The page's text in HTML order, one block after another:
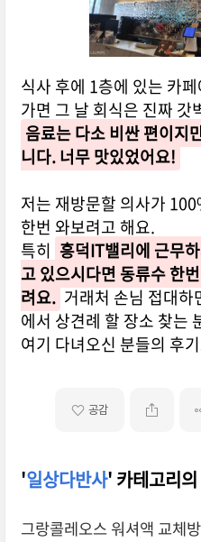
식사 후에 1층에 있는 카
가면 그 날 회식은 진짜 갓
음료는 다소 비싼 편이지
니다. 너무 맛있었어요!
저는 재방문할 의사가
한번 와보려고 해요.
특히 흥덕IT밸리에 근무
고 있으시다면 동류수 한
려요. 거래처 손님 접대하
에서 상견례 할 장소 찾는
여기 다녀오신 분들의 후
공감
'일상다반사' 카테고리
그랑콜레오스 워셔액 교체